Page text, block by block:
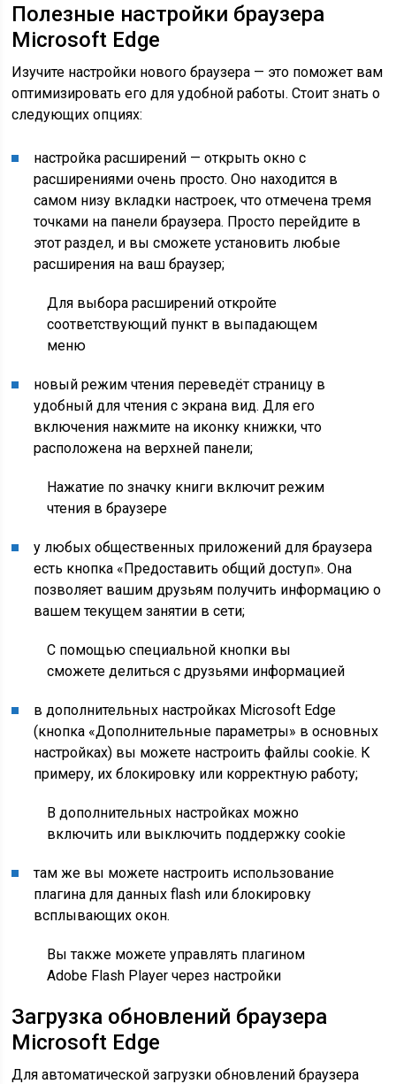
Полезные настройки браузера
Microsoft Edge
Изучите настройки нового браузера — это поможет вам
оптимизировать его для удобной работы. Стоит знать о
следующих опциях:
настройка расширений — открыть окно с
расширениями очень просто. Оно находится в
самом низу вкладки настроек, что отмечена тремя
точками на панели браузера. Просто перейдите в
этот раздел, и вы сможете установить любые
расширения на ваш браузер;
Для выбора расширений откройте
соответствующий пункт в выпадающем
меню
новый режим чтения переведёт страницу в
удобный для чтения с экрана вид. Для его
включения нажмите на иконку книжки, что
расположена на верхней панели;
Нажатие по значку книги включит режим
чтения в браузере
у любых общественных приложений для браузера
есть кнопка «Предоставить общий доступ». Она
позволяет вашим друзьям получить информацию о
вашем текущем занятии в сети;
С помощью специальной кнопки вы
сможете делиться с друзьями информацией
в дополнительных настройках Microsoft Edge
(кнопка «Дополнительные параметры» в основных
настройках) вы можете настроить файлы cookie. К
примеру, их блокировку или корректную работу;
В дополнительных настройках можно
включить или выключить поддержку cookie
там же вы можете настроить использование
плагина для данных flash или блокировку
всплывающих окон.
Вы также можете управлять плагином
Adobe Flash Player через настройки
Загрузка обновлений браузера
Microsoft Edge
Для автоматической загрузки обновлений браузера